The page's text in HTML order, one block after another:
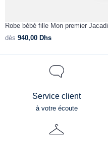
Robe bébé fille Mon premier Jacadi
dès 940,00 Dhs
Service client
à votre écoute